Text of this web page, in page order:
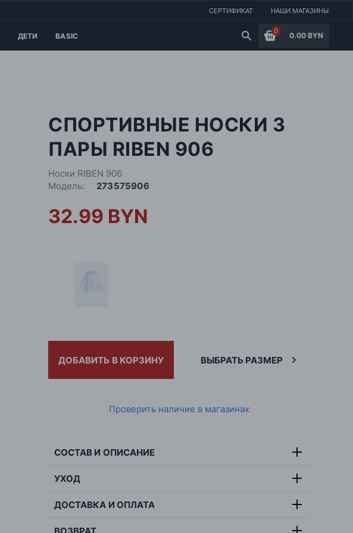
СЕРТИФИКАТ НАШИ МАГАЗИНЫ
ДЕТИ BASIC
0
0.00 BYN
СПОРТИВНЫЕ НОСКИ 3
ПАРЫ RIBEN 906
Носки RIBEN 906
Модель:
273575906
32.99 BYN
ДОБАВИТЬ В КОРЗИНУ ВЫБРАТЬ РАЗМЕР
Проверить наличие в магазинах
СОСТАВ И ОПИСАНИЕ
Страна:
УХОД
Максимальная температура стирки 40 градусов,
ДОСТАВКА И ОПЛАТА
ВОЗВРАТ